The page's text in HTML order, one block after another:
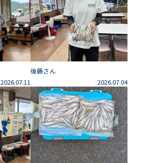
2026.07.11
後藤さん
2026.07.04